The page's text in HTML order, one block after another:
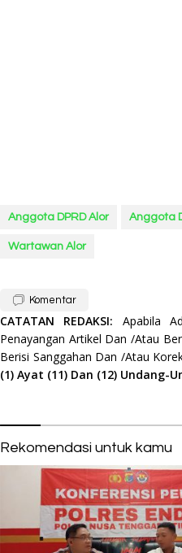
Anggota DPRD Alor Anggota
Wartawan Alor
Komentar
CATATAN REDAKSI: Apabila
Penayangan Artikel Dan /Atau
Berisi Sanggahan Dan /Atau
(1) Ayat (11) Dan (12) Undang-
Rekomendasi untuk kamu